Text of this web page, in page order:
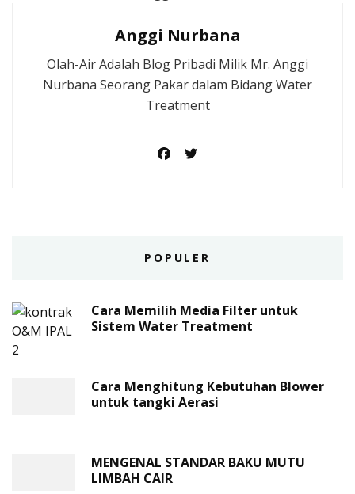
Anggi Nurbana
Olah-Air Adalah Blog Pribadi Milik Mr. Anggi
Nurbana Seorang Pakar dalam Bidang Water
Treatment
POPULER
Cara Memilih Media Filter untuk
Sistem Water Treatment
Cara Menghitung Kebutuhan Blower
untuk tangki Aerasi
MENGENAL STANDAR BAKU MUTU
LIMBAH CAIR